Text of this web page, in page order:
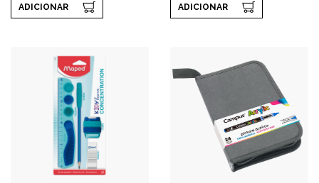
ADICIONAR ADICIONAR